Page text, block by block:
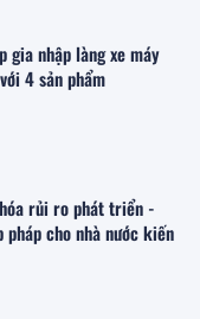
gia nhập làng xe máy
4 sản phẩm
rủi ro phát triển -
cho nhà nước kiến